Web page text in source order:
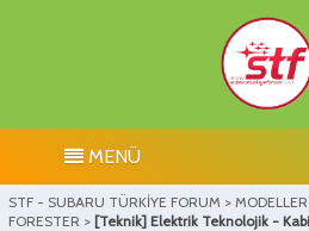
MENÜ
STF - SUBARU TÜRKİYE FORUM >
FORESTER > [Teknik] Elektrik Teknolojik -